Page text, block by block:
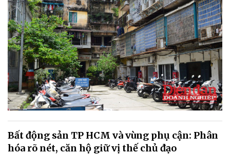
Bất động sản TP HCM và vùng phụ cận: Phân
hóa rõ nét, căn hộ giữ vị thế chủ đạo